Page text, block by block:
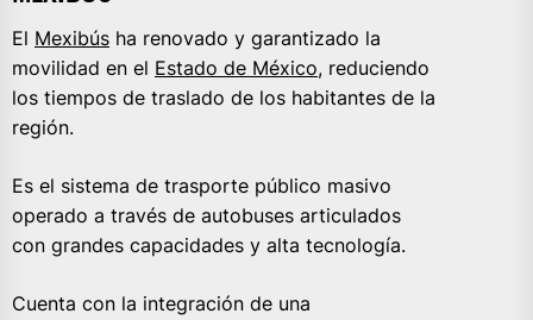
El Mexibús ha renovado y garantizado la
movilidad en el Estado de México, reduciendo
los tiempos de traslado de los habitantes de la
región.
Es el sistema de trasporte público masivo
operado a través de autobuses articulados
con grandes capacidades y alta tecnología.
Cuenta con la integración de una